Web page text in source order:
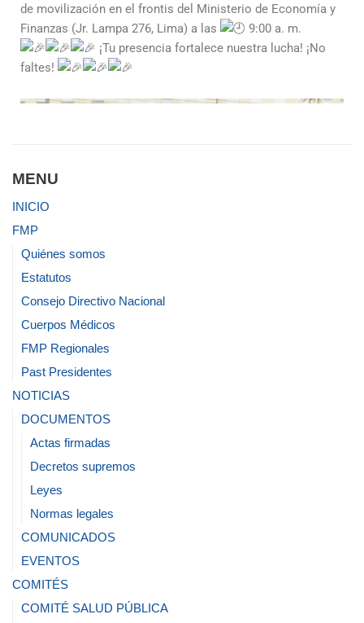
de movilización en el frontis del Ministerio de Economía y
Finanzas (Jr. Lampa 276, Lima) a las
9:00 a. m.
¡Tu presencia fortalece nuestra lucha! ¡No
faltes!
MENU
INICIO
FMP
Quiénes somos
Estatutos
Consejo Directivo Nacional
Cuerpos Médicos
FMP Regionales
Past Presidentes
NOTICIAS
DOCUMENTOS
Actas firmadas
Decretos supremos
Leyes
Normas legales
COMUNICADOS
EVENTOS
COMITÉS
COMITÉ SALUD PÚBLICA